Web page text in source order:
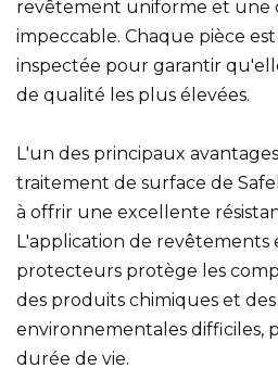
revêtement uniforme et une
impeccable. Chaque pièce
inspectée pour garantir
de qualité les plus élevées.
L'un des principaux
traitement de surface de
à offrir une excellente
L'application de revêtements
protecteurs protège les
des produits chimiques et
environnementales difficiles,
durée de vie.